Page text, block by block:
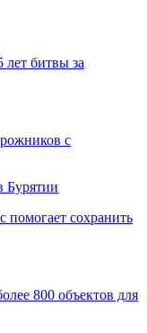
битвы за
с
Бурятии
помогает сохранить
800 объектов для